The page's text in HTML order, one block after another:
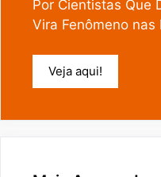
Por Cientistas Que
Vira Fenômeno nas
Veja aqui!